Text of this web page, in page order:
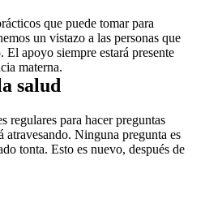
que puede tomar para
un vistazo a las personas que
apoyo siempre estará presente
materna.
salud
regulares para hacer preguntas
atravesando. Ninguna pregunta es
tonta. Esto es nuevo, después de